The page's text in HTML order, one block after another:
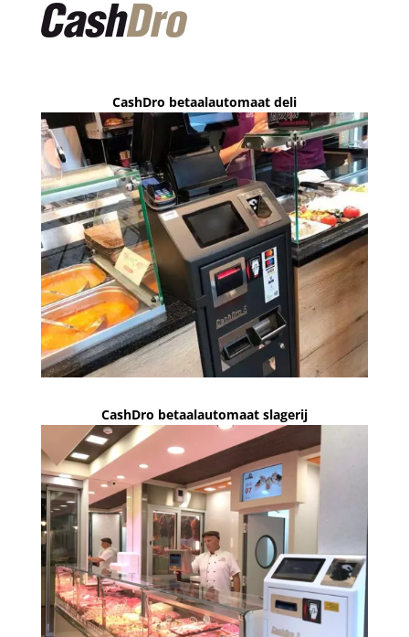
CashDro betaalautomaat deli
CashDro betaalautomaat slagerij